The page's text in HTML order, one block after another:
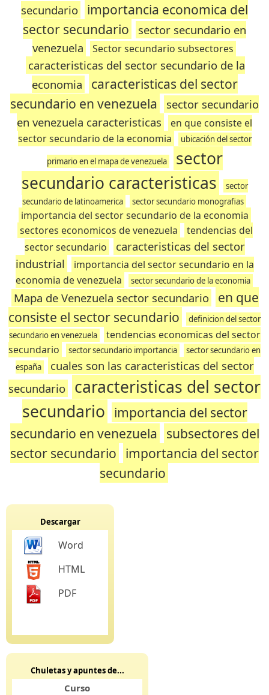
secundario
importancia economica del
sector secundario
sector secundario en
venezuela
Sector secundario subsectores
caracteristicas del sector secundario de la
economia
caracteristicas del sector
secundario en venezuela
sector secundario
en venezuela caracteristicas
en que consiste el
sector secundario de la economia
ubicación del sector
primario en el mapa de venezuela
sector
secundario caracteristicas
sector
secundario de latinoamerica
sector secundario monografias
importancia del sector secundario de la economia
sectores economicos de venezuela
tendencias del
sector secundario
caracteristicas del sector
industrial
importancia del sector secundario en la
economia de venezuela
sector secundario de la economia
Mapa de Venezuela sector secundario
en que
consiste el sector secundario
definicion del sector
secundario en venezuela
tendencias economicas del sector
secundario
sector secundario importancia
sector secundario en
españa
cuales son las caracteristicas del sector
secundario
caracteristicas del sector
secundario importancia del sector
secundario en venezuela subsectores del
sector secundario importancia del sector
secundario
Descargar
Word
HTML
PDF
Chuletas y apuntes de...
Curso